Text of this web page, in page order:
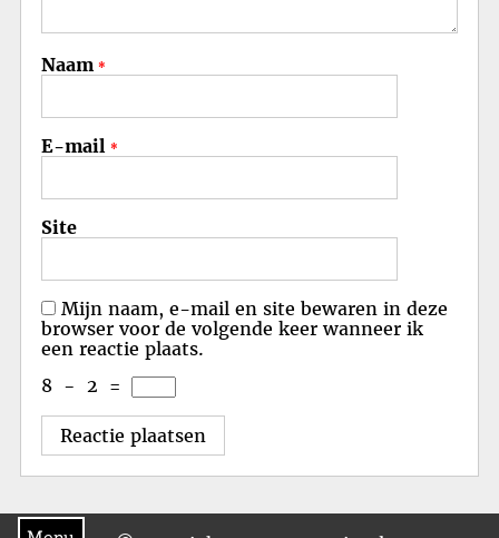
Naam *
E-mail *
Site
Mijn naam, e-mail en site bewaren in deze
browser voor de volgende keer wanneer ik
een reactie plaats.
8 − 2 =